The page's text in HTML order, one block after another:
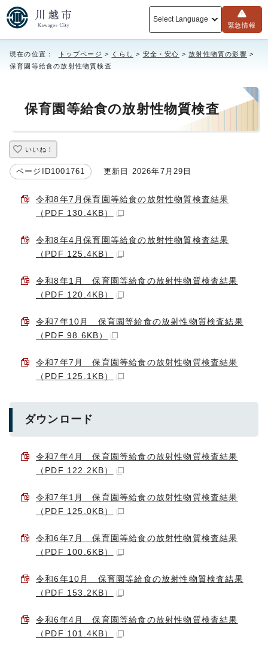
Select Language
緊急情報
現在の位置： トップページ > くらし > 安全・安心 >放射性物質の影響 >
保育園等給食の放射性物質検査
保育園等給食の放射性物質検査
いいね！
ページID1001761 更新日 2026年7月29日
令和8年7月保育園等給食の放射性物質検査結果
（PDF 130.4KB）
令和8年4月保育園等給食の放射性物質検査結果
（PDF 125.4KB）
令和8年1月 保育園等給食の放射性物質検査結果
（PDF 120.4KB）
令和7年10月 保育園等給食の放射性物質検査結果
（PDF 98.6KB）
令和7年7月 保育園等給食の放射性物質検査結果
（PDF 125.1KB）
ダウンロード
令和7年4月 保育園等給食の放射性物質検査結果
（PDF 122.2KB）
令和7年1月 保育園等給食の放射性物質検査結果
（PDF 125.0KB）
令和6年7月 保育園等給食の放射性物質検査結果
（PDF 100.6KB）
令和6年10月 保育園等給食の放射性物質検査結果
（PDF 153.2KB）
令和6年4月 保育園等給食の放射性物質検査結果
（PDF 101.4KB）